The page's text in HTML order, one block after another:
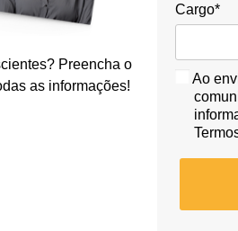
Preencha o
as informações!
Cargo*
Ao